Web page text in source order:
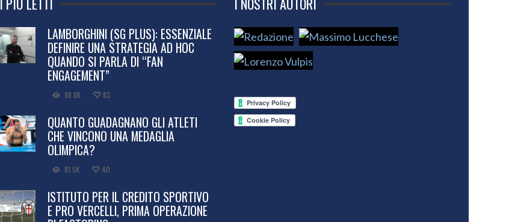
LAMBORGHINI (SG PLUS): ESSENZIALE
DEFINIRE UNA STRATEGIA AD HOC
QUANDO SI PARLA DI “FAN
ENGAGEMENT”
98.8K 83
QUANTO GUADAGNANO GLI ATLETI
CHE VINCONO UNA MEDAGLIA
OLIMPICA?
81.5K 40
ISTITUTO PER IL CREDITO SPORTIVO
E PRO VERCELLI, PRIMA OPERAZIONE